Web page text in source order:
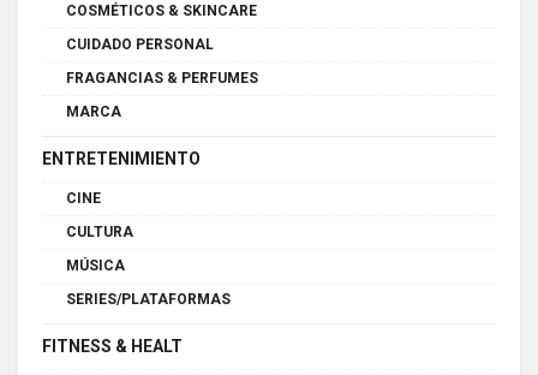
COSMÉTICOS & SKINCARE
CUIDADO PERSONAL
FRAGANCIAS & PERFUMES
MARCA
ENTRETENIMIENTO
CINE
CULTURA
MÚSICA
SERIES/PLATAFORMAS
FITNESS & HEALT